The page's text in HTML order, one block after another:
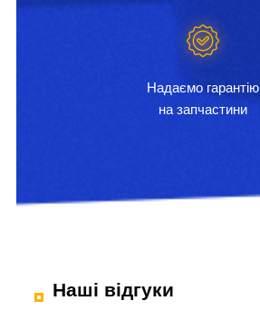
Надаємо гарантію
на запчастини
Наші відгуки